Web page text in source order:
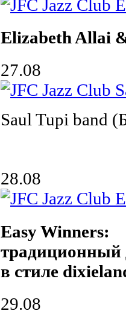
Elizabeth Allai
27.08
Saul Tupi band
28.08
Easy Winners:
традиционный
в стиле
29.08